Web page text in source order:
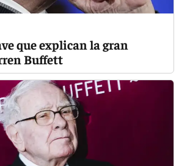
que explican la gran
Buffett